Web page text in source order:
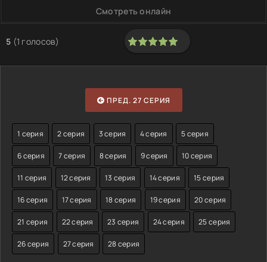
Смотреть онлайн
5 (1 голосов)
100
ПРЕД. 27 СЕРИЯ
1 серия 2 серия 3 серия 4 серия 5 серия
6 серия 7 серия 8 серия 9 серия 10 серия
11 серия 12 серия 13 серия 14 серия 15 серия
16 серия 17 серия 18 серия 19 серия 20 серия
21 серия 22 серия 23 серия 24 серия 25 серия
26 серия 27 серия 28 серия